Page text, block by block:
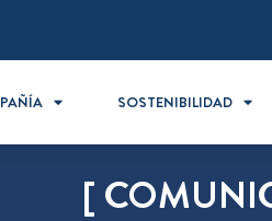
SOSTENIBILIDAD
[